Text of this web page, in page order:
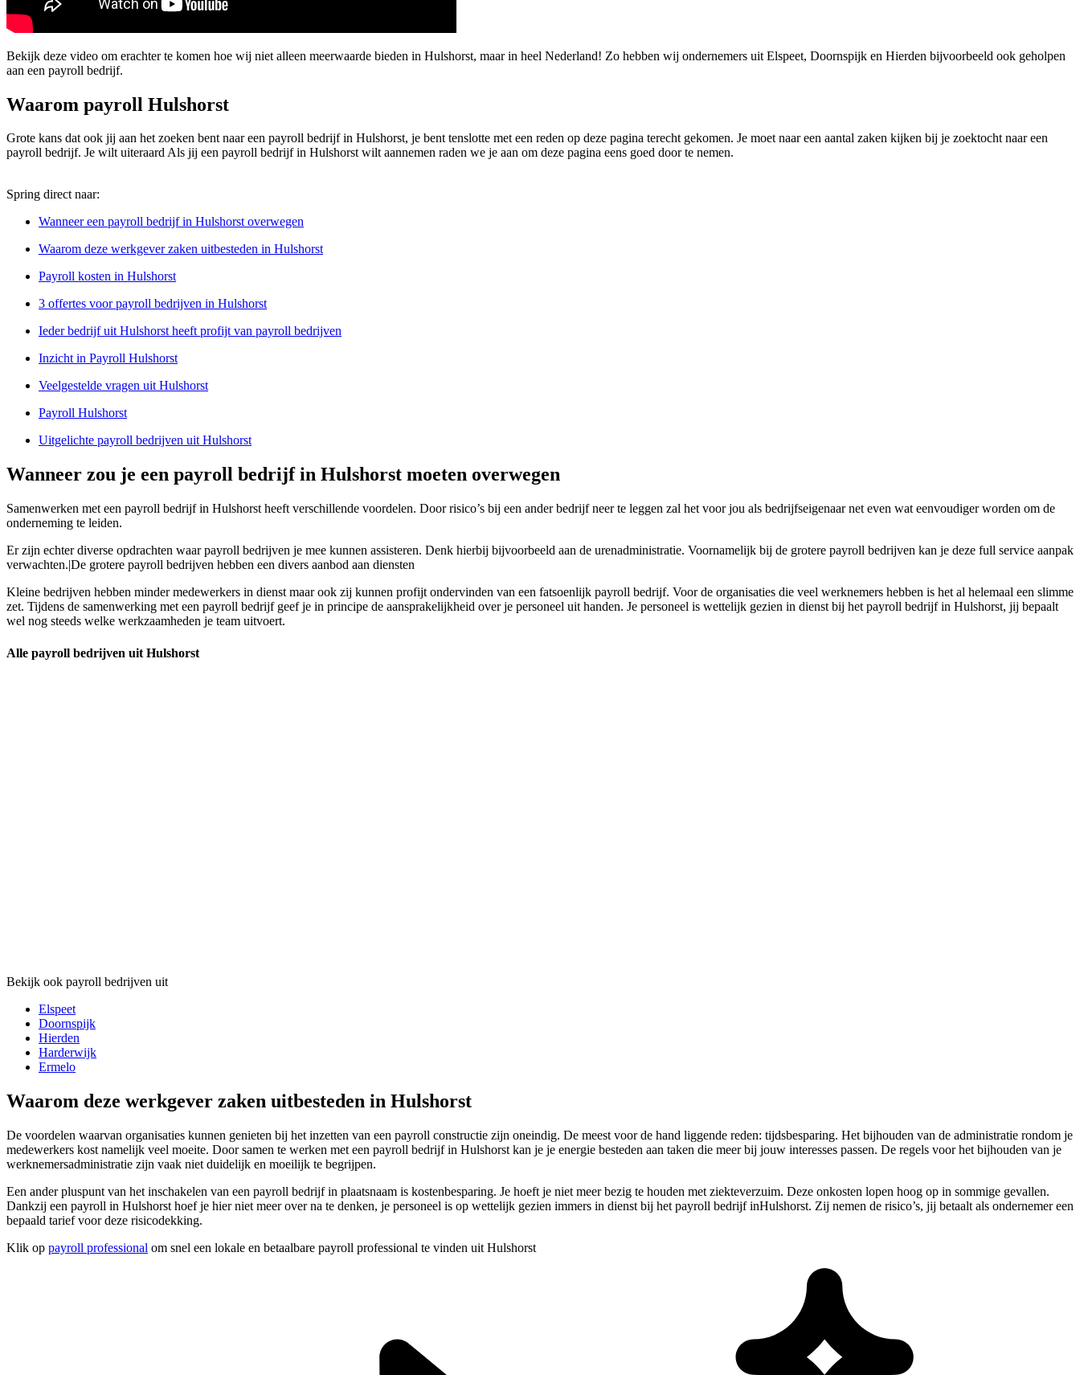
Bekijk deze video om erachter te komen hoe wij niet alleen meerwaarde bieden in Hulshorst, maar in heel Nederland! Zo hebben wij ondernemers uit Elspeet, Doornspijk en Hierden bijvoorbeeld ook geholpen
aan een payroll bedrijf.
Waarom payroll Hulshorst
Grote kans dat ook jij aan het zoeken bent naar een payroll bedrijf in Hulshorst, je bent tenslotte met een reden op deze pagina terecht gekomen. Je moet naar een aantal zaken kijken bij je zoektocht naar een
payroll bedrijf. Je wilt uiteraard Als jij een payroll bedrijf in Hulshorst wilt aannemen raden we je aan om deze pagina eens goed door te nemen.
Spring direct naar:
Wanneer een payroll bedrijf in Hulshorst overwegen
Waarom deze werkgever zaken uitbesteden in Hulshorst
Payroll kosten in Hulshorst
3 offertes voor payroll bedrijven in Hulshorst
Ieder bedrijf uit Hulshorst heeft profijt van payroll bedrijven
Inzicht in Payroll Hulshorst
Veelgestelde vragen uit Hulshorst
Payroll Hulshorst
Uitgelichte payroll bedrijven uit Hulshorst
Wanneer zou je een payroll bedrijf in Hulshorst moeten overwegen
Samenwerken met een payroll bedrijf in Hulshorst heeft verschillende voordelen. Door risico’s bij een ander bedrijf neer te leggen zal het voor jou als bedrijfseigenaar net even wat eenvoudiger worden om de
onderneming te leiden.
Er zijn echter diverse opdrachten waar payroll bedrijven je mee kunnen assisteren. Denk hierbij bijvoorbeeld aan de urenadministratie. Voornamelijk bij de grotere payroll bedrijven kan je deze full service aanpak
verwachten.|De grotere payroll bedrijven hebben een divers aanbod aan diensten
Kleine bedrijven hebben minder medewerkers in dienst maar ook zij kunnen profijt ondervinden van een fatsoenlijk payroll bedrijf. Voor de organisaties die veel werknemers hebben is het al helemaal een slimme
zet. Tijdens de samenwerking met een payroll bedrijf geef je in principe de aansprakelijkheid over je personeel uit handen. Je personeel is wettelijk gezien in dienst bij het payroll bedrijf in Hulshorst, jij bepaalt
wel nog steeds welke werkzaamheden je team uitvoert.
Alle payroll bedrijven uit Hulshorst
Bekijk ook payroll bedrijven uit
Elspeet
Doornspijk
Hierden
Harderwijk
Ermelo
Waarom deze werkgever zaken uitbesteden in Hulshorst
De voordelen waarvan organisaties kunnen genieten bij het inzetten van een payroll constructie zijn oneindig. De meest voor de hand liggende reden: tijdsbesparing. Het bijhouden van de administratie rondom je
medewerkers kost namelijk veel moeite. Door samen te werken met een payroll bedrijf in Hulshorst kan je je energie besteden aan taken die meer bij jouw interesses passen. De regels voor het bijhouden van je
werknemersadministratie zijn vaak niet duidelijk en moeilijk te begrijpen.
Een ander pluspunt van het inschakelen van een payroll bedrijf in plaatsnaam is kostenbesparing. Je hoeft je niet meer bezig te houden met ziekteverzuim. Deze onkosten lopen hoog op in sommige gevallen.
Dankzij een payroll in Hulshorst hoef je hier niet meer over na te denken, je personeel is op wettelijk gezien immers in dienst bij het payroll bedrijf inHulshorst. Zij nemen de risico’s, jij betaalt als ondernemer een
bepaald tarief voor deze risicodekking.
Klik op payroll professional om snel een lokale en betaalbare payroll professional te vinden uit Hulshorst